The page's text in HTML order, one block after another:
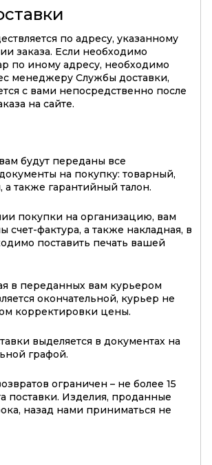
по адресу, указанному
заказа. Если необходимо
по иному адресу, необходимо
менеджеру Службы доставки,
с вами непосредственно после
на сайте.
будут переданы все
на покупку: товарный,
а также гарантийный талон.
покупки на организацию, вам
счет-фактура, а также накладная, в
поставить печать вашей
в переданных вам курьером
окончательной, курьер не
корректировки цены.
выделяется в документах на
графой.
ограничен – не более 15
поставки. Изделия, проданные
назад нами приниматься не